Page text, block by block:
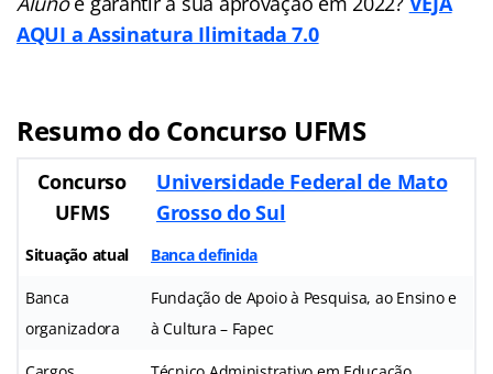
AQUI a Assinatura Ilimitada 7.0
Resumo do Concurso UFMS
Concurso
UFMS
Universidade Federal de Mato
Grosso do Sul
Situação atual Banca definida
Banca
organizadora
Fundação de Apoio à Pesquisa, ao Ensino e
à Cultura – Fapec